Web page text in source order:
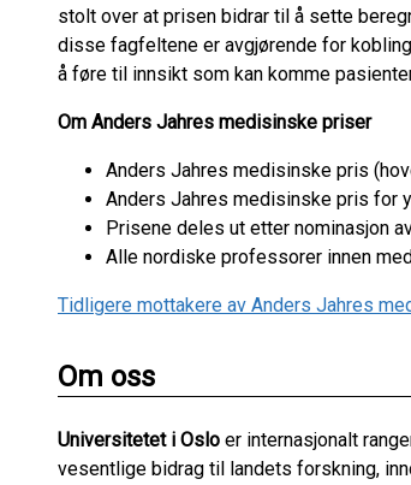
stolt over at prisen bidrar til å sette
disse fagfeltene er avgjørende for
å føre til innsikt som kan komme
Om Anders Jahres medisinske priser
Anders Jahres medisinske pris
Anders Jahres medisinske pris for
Prisene deles ut etter nominasjon
Alle nordiske professorer innen
Tidligere mottakere av Anders Jahres
Om oss
Universitetet i Oslo er internasjonalt
vesentlige bidrag til landets forskning,